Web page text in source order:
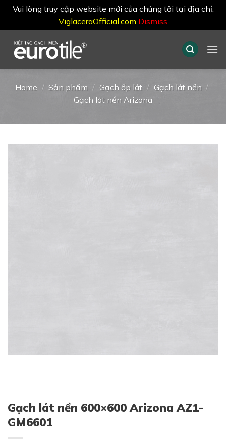
Vui lòng truy cập website mới của chúng tôi tại địa chỉ:
ViglaceraOfficial.com Dismiss
content
Home / Sản phẩm / Gạch ốp lát / Gạch lát nền /
Gạch lát nền Arizona
Gạch lát nền 600×600 Arizona AZ1-
GM6601